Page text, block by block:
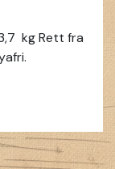
kg Rett fra